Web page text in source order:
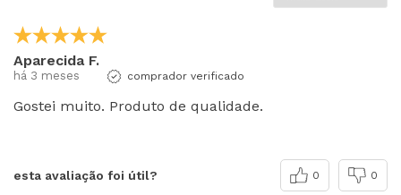
Aparecida F.
há 3 meses comprador verificado
Gostei muito. Produto de qualidade.
esta avaliação foi útil? 0 0